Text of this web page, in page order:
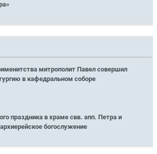
митрополит Павел совершил
в кафедральном соборе
праздника в храме свв. апп. Петра и
богослужение